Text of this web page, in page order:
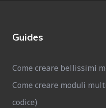
Guides
Come creare bellissimi
Come creare moduli
codice)